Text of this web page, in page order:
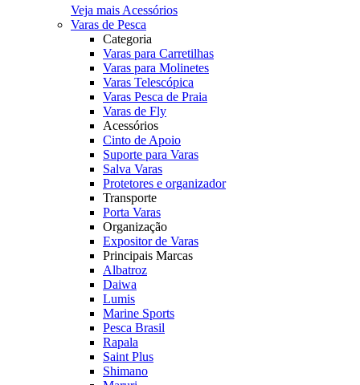
Veja mais Acessórios
Varas de Pesca
Categoria
Varas para Carretilhas
Varas para Molinetes
Varas Telescópica
Varas Pesca de Praia
Varas de Fly
Acessórios
Cinto de Apoio
Suporte para Varas
Salva Varas
Protetores e organizador
Transporte
Porta Varas
Organização
Expositor de Varas
Principais Marcas
Albatroz
Daiwa
Lumis
Marine Sports
Pesca Brasil
Rapala
Saint Plus
Shimano